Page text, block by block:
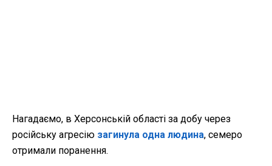
Нагадаємо, в Херсонській області за добу через
російську агресію загинула одна людина, семеро
отримали поранення.